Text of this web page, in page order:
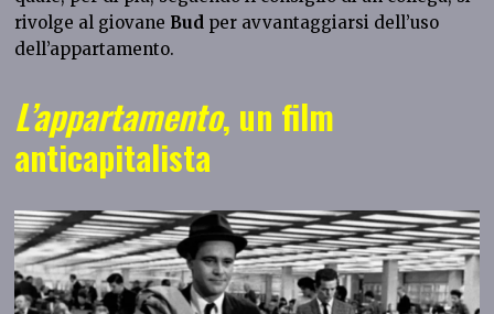
rivolge al giovane Bud per avvantaggiarsi dell’uso
dell’appartamento.
L’appartamento, un film
anticapitalista